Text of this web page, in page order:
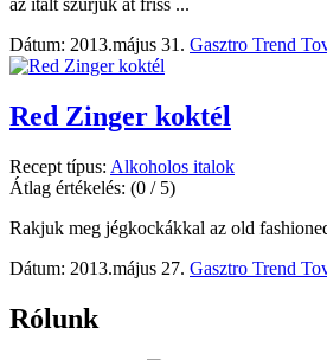
az italt szűrjük át friss ...
Dátum: 2013.május 31. Gasztro Trend
Red Zinger koktél
Recept típus: Alkoholos italok
Átlag értékelés: (0 / 5)
Rakjuk meg jégkockákkal az old
Dátum: 2013.május 27. Gasztro Trend
Rólunk